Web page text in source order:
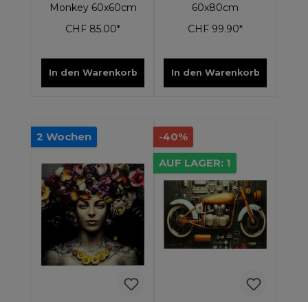
Monkey 60x60cm
CHF 85.00*
In den Warenkorb
60x80cm
CHF 99.90*
In den Warenkorb
2 Wochen
-40%
AUF LAGER: 1